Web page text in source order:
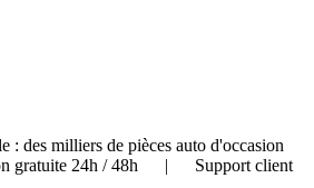
: des milliers de pièces auto d'occasion
24h / 48h | Support client